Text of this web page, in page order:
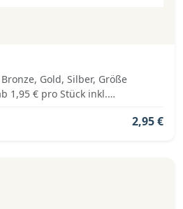
Gold, Silber, Größe
1,95 € pro Stück inkl.
2,95 €